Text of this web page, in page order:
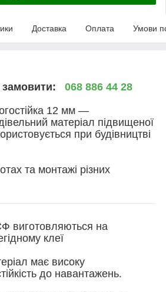
Доставка Оплата Умови
замовити: 068 886 44 28
12 мм —
матеріал підвищеної
при будівництві
та монтажі різних
виготовляються на
клеї
має високу
до навантажень.